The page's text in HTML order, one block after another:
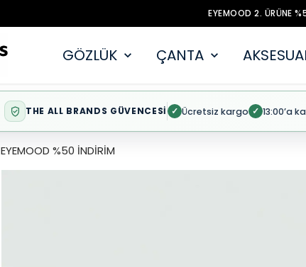
EYEMOOD 2. ÜRÜNE
GÖZLÜK ÇANTA
THE ALL BRANDS GÜVENCESİ ✓ Ücretsiz kargo ✓ 13:00’a
EYEMOOD %50 İNDİRİM